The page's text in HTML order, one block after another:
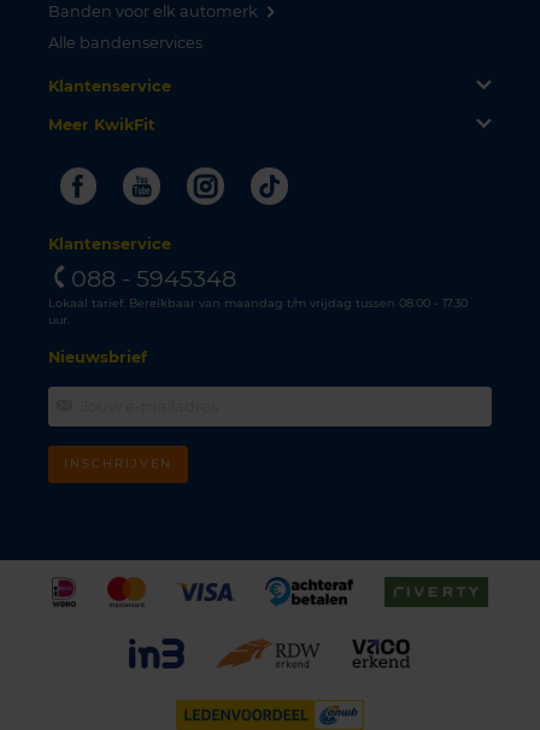
Banden voor elk automerk
Alle bandenservices
Klantenservice
Meer KwikFit
FacebookYoutubeInstagram
Tiktok
Klantenservice
088 - 5945348
Lokaal tarief. Bereikbaar van maandag t/m vrijdag tussen 08.00 - 17.30
uur.
Nieuwsbrief
INSCHRIJVEN